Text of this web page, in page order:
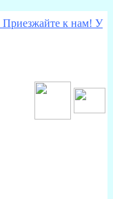
Приезжайте к нам! У